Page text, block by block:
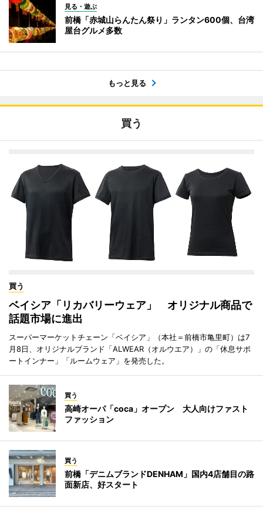
見る・遊ぶ
前橋「赤城山らんたん祭り」ランタン600個、台湾
屋台グルメ多数
もっと見る
買う
買う
ベイシア「リカバリーウェア」 オリジナル商品で
話題市場に進出
スーパーマーケットチェーン「ベイシア」（本社＝前橋市亀里町）は7
月8日、オリジナルブランド「ALWEAR（オルウエア）」の「休息サポ
ートインナー」「ルームウェア」を発売した。
買う
高崎オーパ「coca」オープン 大人向けファスト
ファッション
買う
前橋「デニムブランドDENHAM」国内4店舗目の路
面新店、好スタート